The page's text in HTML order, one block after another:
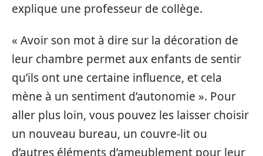
explique une professeur de collège.
« Avoir son mot à dire sur la décoration de
leur chambre permet aux enfants de sentir
qu’ils ont une certaine influence, et cela
mène à un sentiment d’autonomie ». Pour
aller plus loin, vous pouvez les laisser choisir
un nouveau bureau, un couvre-lit ou
d’autres éléments d’ameublement pour leur